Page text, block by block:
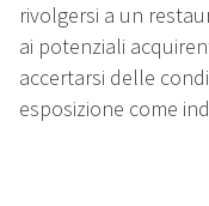
rivolgersi a un
ai potenziali
accertarsi delle
esposizione come